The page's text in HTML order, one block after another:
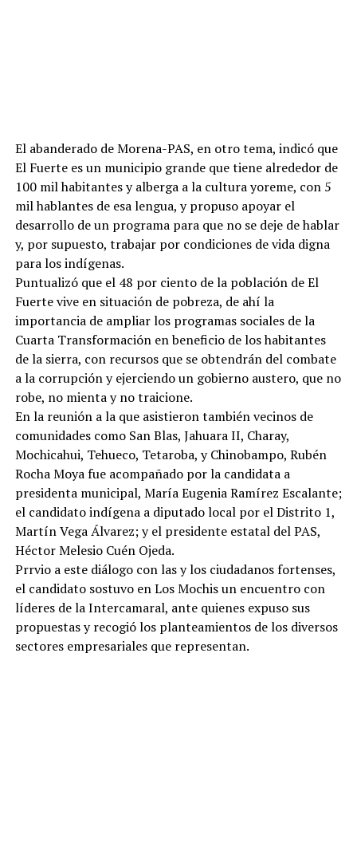
El abanderado de Morena-PAS, en otro tema, indicó que
El Fuerte es un municipio grande que tiene alrededor de
100 mil habitantes y alberga a la cultura yoreme, con 5
mil hablantes de esa lengua, y propuso apoyar el
desarrollo de un programa para que no se deje de hablar
y, por supuesto, trabajar por condiciones de vida digna
para los indígenas.
Puntualizó que el 48 por ciento de la población de El
Fuerte vive en situación de pobreza, de ahí la
importancia de ampliar los programas sociales de la
Cuarta Transformación en beneficio de los habitantes
de la sierra, con recursos que se obtendrán del combate
a la corrupción y ejerciendo un gobierno austero, que no
robe, no mienta y no traicione.
En la reunión a la que asistieron también vecinos de
comunidades como San Blas, Jahuara II, Charay,
Mochicahui, Tehueco, Tetaroba, y Chinobampo, Rubén
Rocha Moya fue acompañado por la candidata a
presidenta municipal, María Eugenia Ramírez Escalante;
el candidato indígena a diputado local por el Distrito 1,
Martín Vega Álvarez; y el presidente estatal del PAS,
Héctor Melesio Cuén Ojeda.
Prrvio a este diálogo con las y los ciudadanos fortenses,
el candidato sostuvo en Los Mochis un encuentro con
líderes de la Intercamaral, ante quienes expuso sus
propuestas y recogió los planteamientos de los diversos
sectores empresariales que representan.